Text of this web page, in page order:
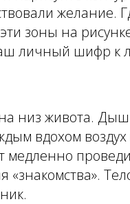
желание.
зоны на
личный шифр к
низ живота.
вдохом
медленно
«знакомства».